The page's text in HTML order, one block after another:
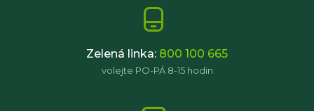
Zelená linka: 800 100 665
volejte PO-PÁ 8-15 hodin